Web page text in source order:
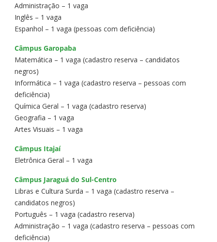
Administração – 1 vaga
Inglês – 1 vaga
Espanhol – 1 vaga (pessoas com deficiência)
Câmpus Garopaba
Matemática – 1 vaga (cadastro reserva – candidatos
negros)
Informática – 1 vaga (cadastro reserva – pessoas com
deficiência)
Química Geral – 1 vaga (cadastro reserva)
Geografia – 1 vaga
Artes Visuais – 1 vaga
Câmpus Itajaí
Eletrônica Geral – 1 vaga
Câmpus Jaraguá do Sul-Centro
Libras e Cultura Surda – 1 vaga (cadastro reserva –
candidatos negros)
Português – 1 vaga (cadastro reserva)
Administração – 1 vaga (cadastro reserva – pessoas com
deficiência)